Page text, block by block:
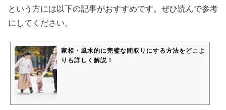
という方には以下の記事がおすすめです。ぜひ読んで参考
にしてください。
家相・風水的に完璧な間取りにする方法をどこよ
りも詳しく解説！